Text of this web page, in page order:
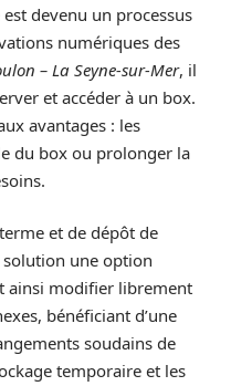
devenu un processus
numériques des
– La Seyne-sur-Mer, il
et accéder à un box.
avantages : les
du box ou prolonger la
et de dépôt de
une option
ainsi modifier librement
bénéficiant d’une
soudains de
temporaire et les